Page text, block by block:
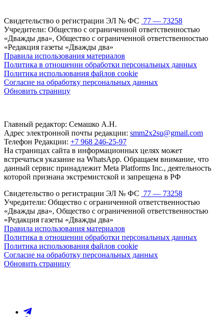
Свидетельство о регистрации ЭЛ № ФС 77 — 73258
Учредители: Общество с ограниченной ответственностью
«Дважды два», Общество с ограниченной ответственностью
«Редакция газеты «Дважды два»
Правила использования материалов
Политика в отношении обработки персональных данных
Политика использования файлов cookie
Согласие на обработку персональных данных
Обновить страницу
Главный редактор: Семашко А.Н.
Адрес электронной почты редакции: smm2x2su@gmail.com
Телефон Редакции: +7 968 246-25-97
На страницах сайта в информационных целях может
встречаться указание на WhatsApp. Обращаем внимание, что
данный сервис принадлежит Meta Platforms Inc., деятельность
которой признана экстремистской и запрещена в РФ
Свидетельство о регистрации ЭЛ № ФС 77 — 73258
Учредители: Общество с ограниченной ответственностью
«Дважды два», Общество с ограниченной ответственностью
«Редакция газеты «Дважды два»
Правила использования материалов
Политика в отношении обработки персональных данных
Политика использования файлов cookie
Согласие на обработку персональных данных
Обновить страницу